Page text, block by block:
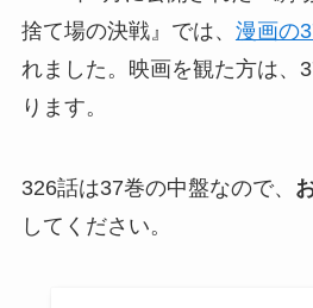
捨て場の決戦』では、 漫画の
れました。映画を観た方は、
ります。
326話は37巻の中盤なので、
してください。